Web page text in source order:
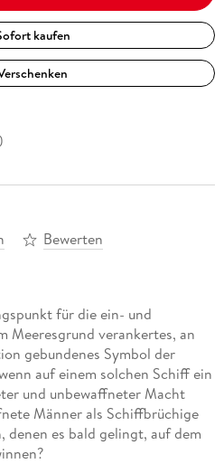
kaufen
Bewerten
für die ein- und
Meeresgrund verankertes, an
gebundenes Symbol der
auf einem solchen Schiff ein
und unbewaffneter Macht
Männer als Schiffbrüchige
denen es bald gelingt, auf dem